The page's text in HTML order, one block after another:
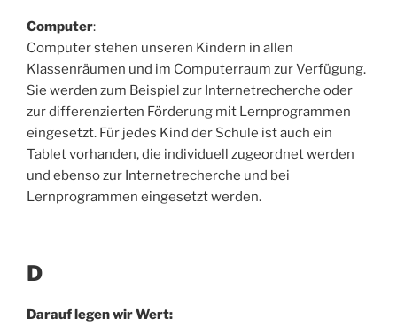
Computer:
Computer stehen unseren Kindern in allen
Klassenräumen und im Computerraum zur Verfügung.
Sie werden zum Beispiel zur Internetrecherche oder
zur differenzierten Förderung mit Lernprogrammen
eingesetzt. Für jedes Kind der Schule ist auch ein
Tablet vorhanden, die individuell zugeordnet werden
und ebenso zur Internetrecherche und bei
Lernprogrammen eingesetzt werden.
D
Darauf legen wir Wert: